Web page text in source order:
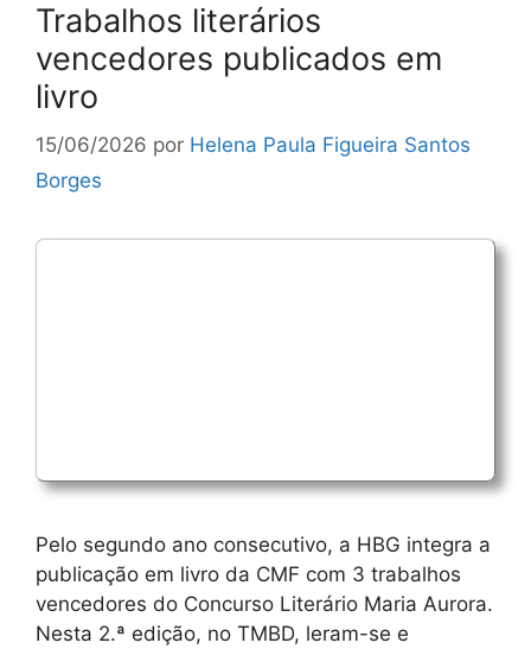
Trabalhos literários
vencedores publicados em
livro
15/06/2026 por Helena Paula Figueira Santos
Borges
Pelo segundo ano consecutivo, a HBG integra a
publicação em livro da CMF com 3 trabalhos
vencedores do Concurso Literário Maria Aurora.
Nesta 2.ª edição, no TMBD, leram-se e